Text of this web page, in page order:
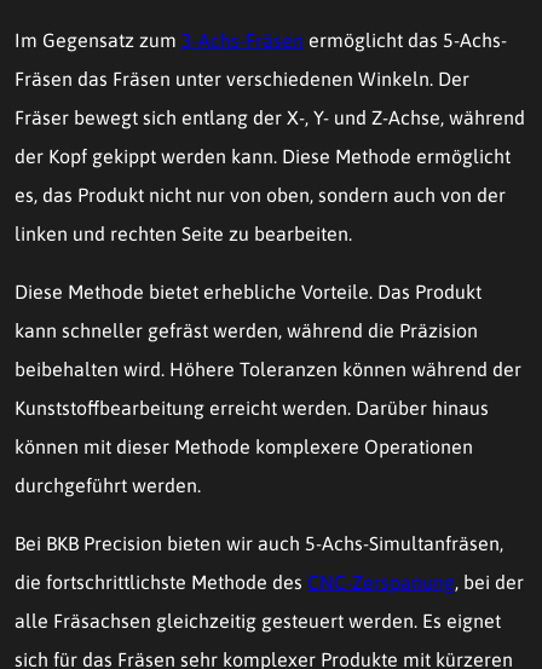
Im Gegensatz zum 3-Achs-Fräsen ermöglicht das 5-Achs-
Fräsen das Fräsen unter verschiedenen Winkeln. Der
Fräser bewegt sich entlang der X-, Y- und Z-Achse, während
der Kopf gekippt werden kann. Diese Methode ermöglicht
es, das Produkt nicht nur von oben, sondern auch von der
linken und rechten Seite zu bearbeiten.
Diese Methode bietet erhebliche Vorteile. Das Produkt
kann schneller gefräst werden, während die Präzision
beibehalten wird. Höhere Toleranzen können während der
Kunststoffbearbeitung erreicht werden. Darüber hinaus
können mit dieser Methode komplexere Operationen
durchgeführt werden.
Bei BKB Precision bieten wir auch 5-Achs-Simultanfräsen,
die fortschrittlichste Methode des CNC-Zerspanung, bei der
alle Fräsachsen gleichzeitig gesteuert werden. Es eignet
sich für das Fräsen sehr komplexer Produkte mit kürzeren